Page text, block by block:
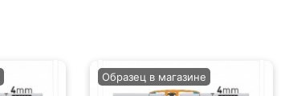
Образец в магазине